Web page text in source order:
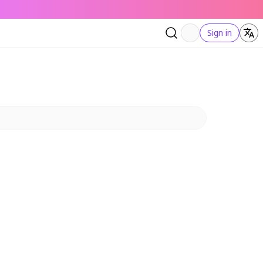
Sign in